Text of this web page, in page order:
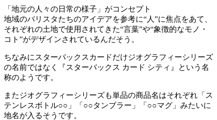
「地元の人々の日常の様子」がコンセプト
地域のバリスタたちのアイデアを参考に“人”に焦点をあて、
それぞれの土地で使用されてきた“言葉”や“象徴的なモノ・
コト”がデザインされているんだそう。
ちなみにスターバックスカードだけジオグラフィーシリーズ
の名前ではなく『スターバックス カード シティ』という名
称のようです。
また ジオグラフィーシリーズも単品の商品名はそれぞれ「ス
テンレスボトル○○」「○○タンブラー」「○○マグ」みたいに
地名が入るそうです。